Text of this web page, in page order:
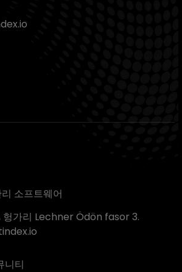
소프트웨어
헝가리 Lechner Ödön fasor 3.
니티